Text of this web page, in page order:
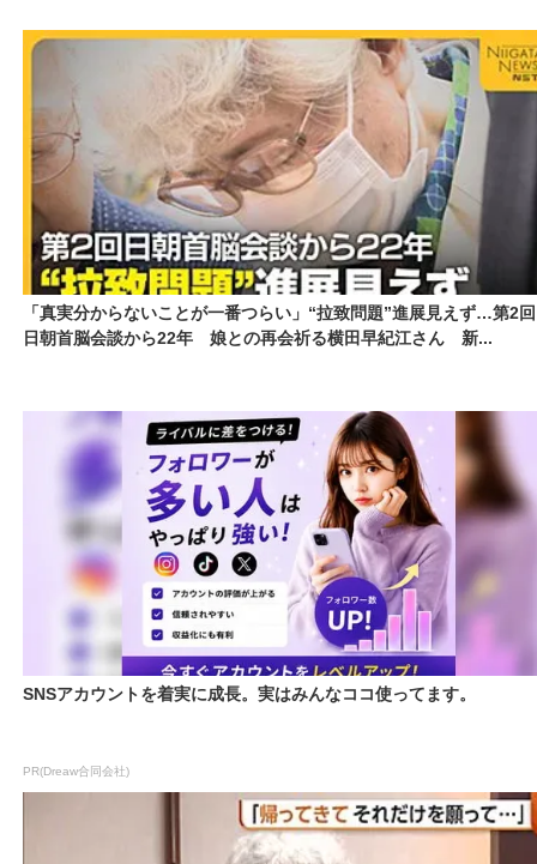
「真実分からないことが一番つらい」“拉致問題”進展見えず…第2回
日朝首脳会談から22年 娘との再会祈る横田早紀江さん 新...
SNSアカウントを着実に成長。実はみんなココ使ってます。
PR(Dreaw合同会社)